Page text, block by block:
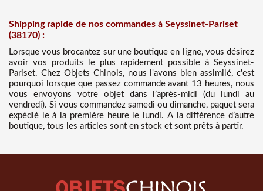
Shipping rapide de nos commandes à Seyssinet-Pariset
(38170) :
Lorsque vous brocantez sur une boutique en ligne, vous désirez
avoir vos produits le plus rapidement possible à Seyssinet-
Pariset. Chez Objets Chinois, nous l'avons bien assimilé, c'est
pourquoi lorsque que passez commande avant 13 heures, nous
vous envoyons votre objet dans l’après-midi (du lundi au
vendredi). Si vous commandez samedi ou dimanche, paquet sera
expédié le à la première heure le lundi. A la différence d’autre
boutique, tous les articles sont en stock et sont prêts à partir.